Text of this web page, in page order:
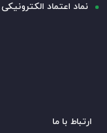
نماد اعتماد الکترونیکی
ارتباط با ما